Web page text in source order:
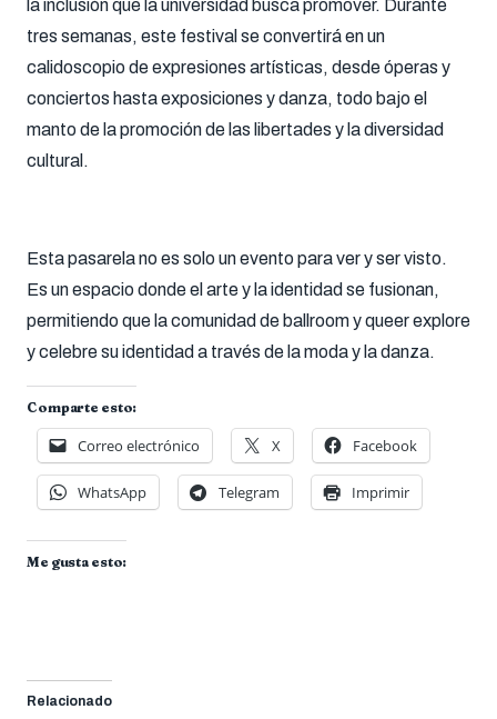
la inclusión que la universidad busca promover. Durante
tres semanas, este festival se convertirá en un
calidoscopio de expresiones artísticas, desde óperas y
conciertos hasta exposiciones y danza, todo bajo el
manto de la promoción de las libertades y la diversidad
cultural.
Esta pasarela no es solo un evento para ver y ser visto.
Es un espacio donde el arte y la identidad se fusionan,
permitiendo que la comunidad de ballroom y queer explore
y celebre su identidad a través de la moda y la danza.
Comparte esto:
Correo electrónico X Facebook
WhatsApp Telegram Imprimir
Me gusta esto:
Relacionado